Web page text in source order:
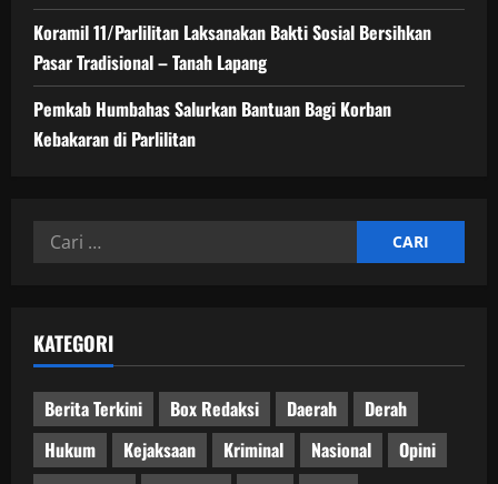
Koramil 11/Parlilitan Laksanakan Bakti Sosial Bersihkan
Pasar Tradisional – Tanah Lapang
Pemkab Humbahas Salurkan Bantuan Bagi Korban
Kebakaran di Parlilitan
Cari
KATEGORI
Berita Terkini Box Redaksi Daerah
Derah
Hukum
Kejaksaan Kriminal Nasional
Opini